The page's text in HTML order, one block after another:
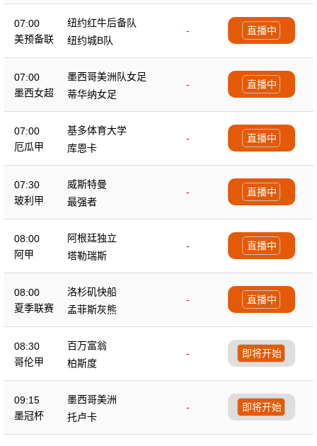
07:00
美预备联
纽约红牛后备队
-
纽约城B队
直播中
07:00
墨西女超
墨西哥美洲队女足
-
蒂华纳女足
直播中
07:00
厄瓜甲
基多体育大学
-
库恩卡
直播中
07:30
玻利甲
威斯特曼
-
最强者
直播中
08:00
阿甲
阿根廷独立
-
塔勒瑞斯
直播中
08:00
夏季联赛
洛杉矶快船
-
孟菲斯灰熊
直播中
08:30
哥伦甲
百万富翁
-
柏斯度
即将开始
09:15
墨冠杯
墨西哥美洲
-
托卢卡
即将开始